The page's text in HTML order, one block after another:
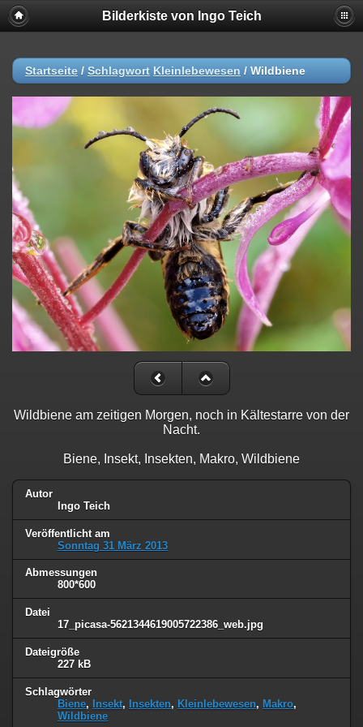
Bilderkiste von Ingo Teich
Startseite / Schlagwort Kleinlebewesen / Wildbiene
Wildbiene am zeitigen Morgen, noch in Kältestarre von der
Nacht.
Biene, Insekt, Insekten, Makro, Wildbiene
Autor
Ingo Teich
Veröffentlicht am
Sonntag 31 März 2013
Abmessungen
800*600
Datei
17_picasa-5621344619005722386_web.jpg
Dateigröße
227 kB
Schlagwörter
Biene, Insekt, Insekten, Kleinlebewesen, Makro,
Wildbiene